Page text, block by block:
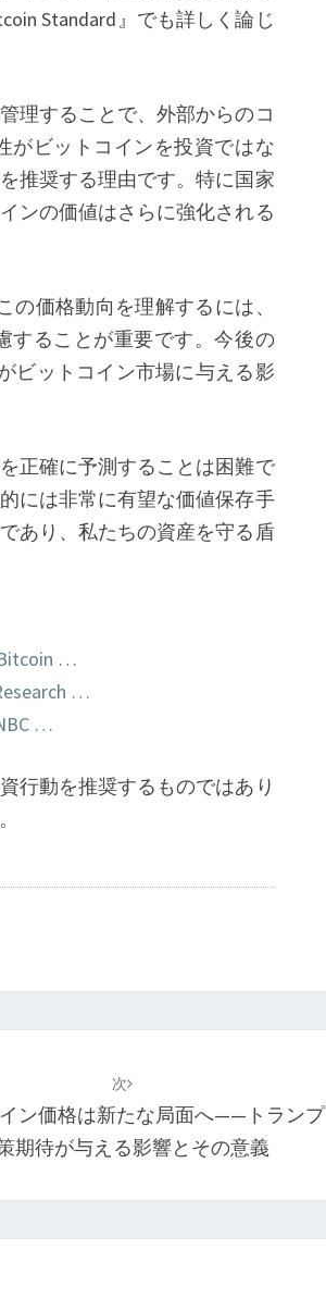
Standard』でも詳しく論じ
理することで、外部からのコ
がビットコインを投資ではな
推奨する理由です。特に国家
ンの価値はさらに強化される
価格動向を理解するには、
することが重要です。今後の
ビットコイン市場に与える影
正確に予測することは困難で
には非常に有望な価値保存手
あり、私たちの資産を守る盾
…
…
…
行動を推奨するものではあり
次
ン価格は新たな局面へ——トランプ
期待が与える影響とその意義